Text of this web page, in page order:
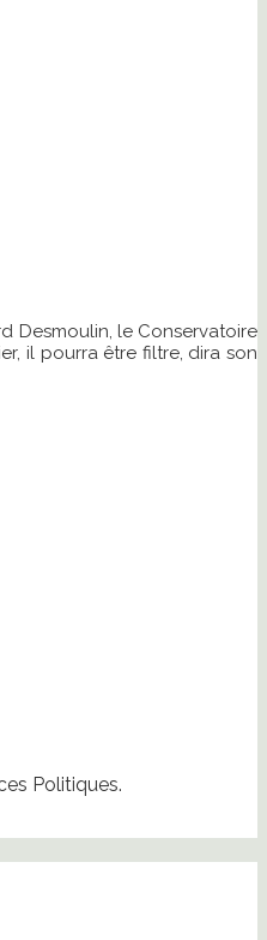
Desmoulin, le Conservatoire
il pourra être filtre, dira son
Politiques.